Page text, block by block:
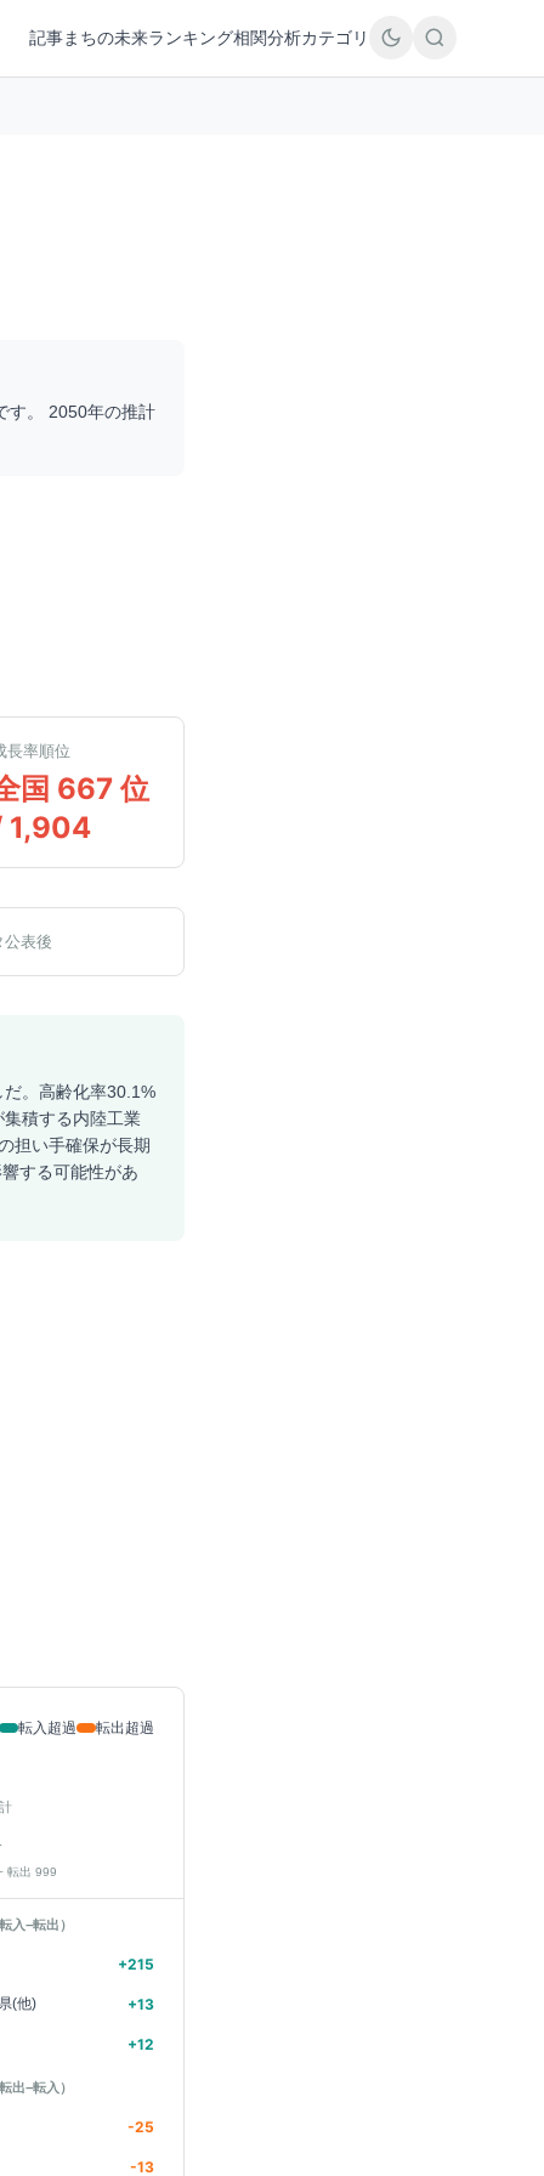
記事まちの未来ランキング相関分析カテゴリ
す。 2050年の推計
長率順位
国 667 位
1,904
公表後
。高齢化率30.1%
積する内陸工業
担い手確保が長期
する可能性があ
転入超過 転出超過
転出 999
入−転出）
+215
(他) +13
+12
出−転入）
-25
-13